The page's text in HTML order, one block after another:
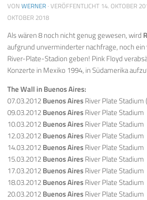
VON WERNER · VERÖFFENTLICHT 14. OKTOBER
OKTOBER 2018
Als wären 8 noch nicht genug gewesen, wird
aufgrund unverminderter nachfrage, noch
River-Plate-Stadion geben! Pink Floyd
Konzerte in Mexiko 1994, in Südamerika
The Wall in Buenos Aires:
07.03.2012Buenos AiresRiver Plate Stadium
09.03.2012Buenos AiresRiver Plate Stadium
10.03.2012Buenos AiresRiver Plate Stadium
12.03.2012Buenos AiresRiver Plate Stadium
14.03.2012Buenos AiresRiver Plate Stadium
15.03.2012Buenos AiresRiver Plate Stadium
17.03.2012Buenos AiresRiver Plate Stadium
18.03.2012Buenos AiresRiver Plate Stadium
20.03.2012Buenos AiresRiver Plate Stadium